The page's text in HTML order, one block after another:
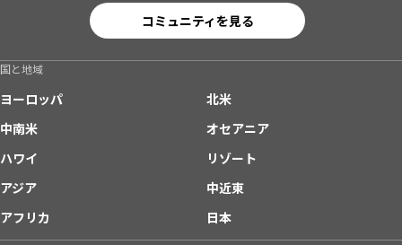
コミュニティを見る
国と地域
ヨーロッパ
北米
中南米
オセアニア
ハワイ
リゾート
アジア
中近東
アフリカ
日本